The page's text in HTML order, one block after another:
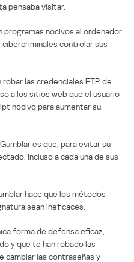
pensaba visitar.
nocivos al ordenador
controlar sus
las credenciales FTP de
a los sitios web que el usuario
nocivo para aumentar su
es que, para evitar su
incluso a cada una de sus
hace que los métodos
sean ineficaces.
forma de defensa eficaz,
y que te han robado las
cambiar las contraseñas y